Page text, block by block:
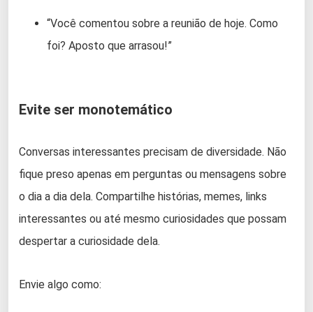
“Você comentou sobre a reunião de hoje. Como
foi? Aposto que arrasou!”
Evite ser monotemático
Conversas interessantes precisam de diversidade. Não
fique preso apenas em perguntas ou mensagens sobre
o dia a dia dela. Compartilhe histórias, memes, links
interessantes ou até mesmo curiosidades que possam
despertar a curiosidade dela.
Envie algo como: